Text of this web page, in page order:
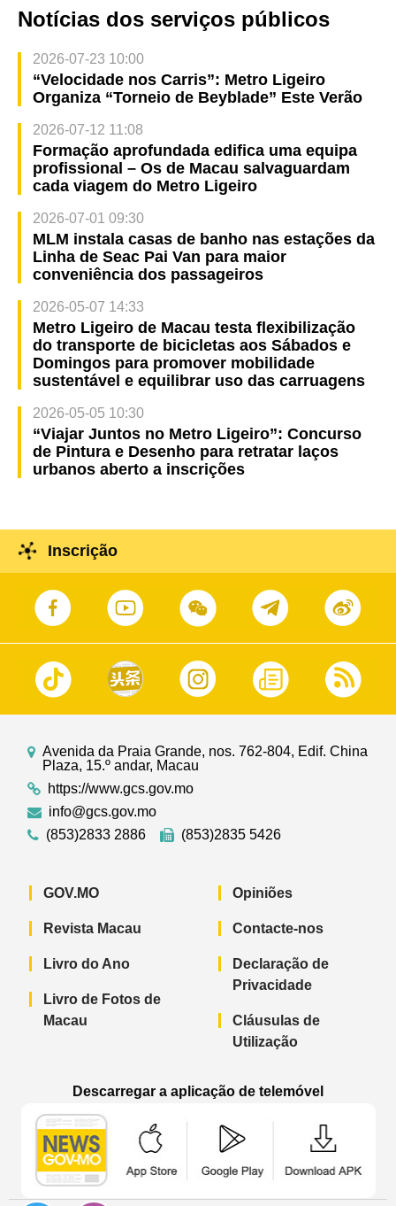
Notícias dos serviços públicos
2026-07-23 10:00
“Velocidade nos Carris”: Metro Ligeiro
Organiza “Torneio de Beyblade” Este Verão
2026-07-12 11:08
Formação aprofundada edifica uma equipa
profissional – Os de Macau salvaguardam
cada viagem do Metro Ligeiro
2026-07-01 09:30
MLM instala casas de banho nas estações da
Linha de Seac Pai Van para maior
conveniência dos passageiros
2026-05-07 14:33
Metro Ligeiro de Macau testa flexibilização
do transporte de bicicletas aos Sábados e
Domingos para promover mobilidade
sustentável e equilibrar uso das carruagens
2026-05-05 10:30
“Viajar Juntos no Metro Ligeiro”: Concurso
de Pintura e Desenho para retratar laços
urbanos aberto a inscrições
Inscrição
Avenida da Praia Grande, nos. 762-804, Edif. China
Plaza, 15.º andar, Macau
https://www.gcs.gov.mo
info@gcs.gov.mo
(853)2833 2886
(853)2835 5426
GOV.MO
Revista Macau
Livro do Ano
Livro de Fotos de
Macau
Opiniões
Contacte-nos
Declaração de
Privacidade
Cláusulas de
Utilização
Descarregar a aplicação de telemóvel